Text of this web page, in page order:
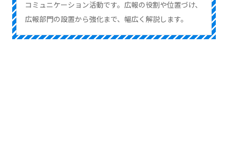
コミュニケーション活動です。広報の役割や位置づけ、
広報部門の設置から強化まで、幅広く解説します。